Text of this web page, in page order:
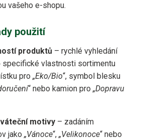
vašeho e-shopu.
použití
produktů – rychlé vyhledání
specifické vlastnosti sortimentu
pro „Eko/Bio“, symbol blesku
“ nebo kamion pro „Dopravu
motivy – zadáním
jako „Vánoce“, „Velikonoce“ nebo